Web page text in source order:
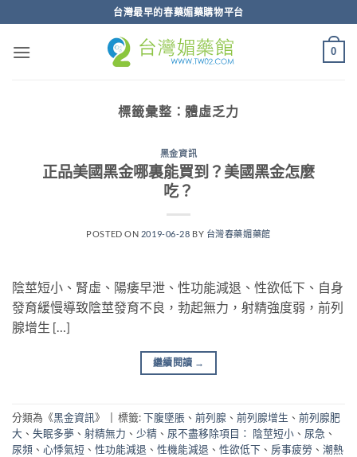
轉
台灣最早的春藥媚藥購物平台
0
標籤彙整：體虛乏力
黑金資訊
正品美國黑金哪裏能買到？美國黑金怎麼
吃？
POSTED ON 2019-06-28 BY 台灣春藥媚藥館
陰莖短小、腎虛、陽痿早泄、性功能減退、性欲低下、自身
發育緩慢導致陰莖發育不良，勃起無力，射精強度弱，前列
腺增生 […]
繼續閱讀 →
分類為《黑金資訊》 標籤:下腹墜脹 、 前列腺 、 前列腺增生 、 前列腺肥
大 、 失眠多夢 、 射精無力 、 少精 、 尿不盡移除項目： 陰莖短小 、 尿急 、
尿頻 、 心悸氣短 、 性功能減退 、 性機能減退 、 性欲低下 、 房事疲勞 、 潮熱